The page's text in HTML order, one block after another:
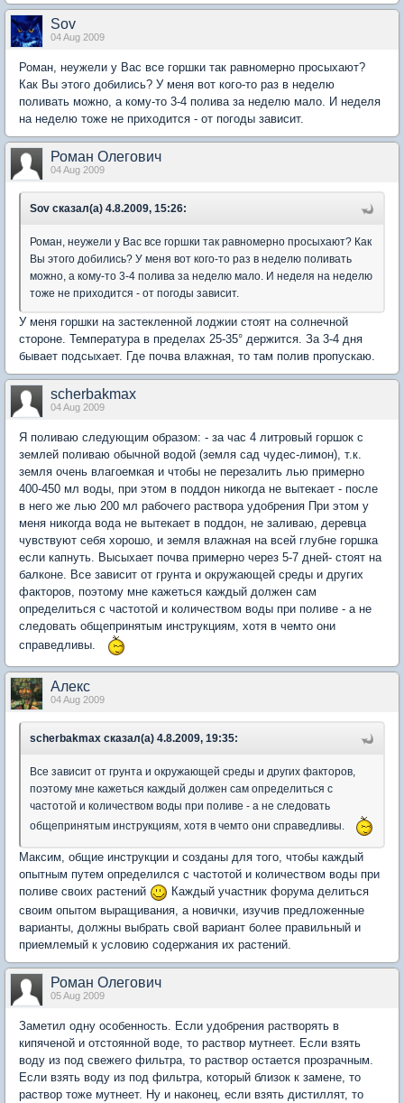
Sov
04 Aug 2009
Роман, неужели у Вас все горшки так равномерно просыхают?
Как Вы этого добились? У меня вот кого-то раз в неделю
поливать можно, а кому-то 3-4 полива за неделю мало. И неделя
на неделю тоже не приходится - от погоды зависит.
Роман Олегович
04 Aug 2009
Sov сказал(а) 4.8.2009, 15:26:
Роман, неужели у Вас все горшки так равномерно просыхают? Как
Вы этого добились? У меня вот кого-то раз в неделю поливать
можно, а кому-то 3-4 полива за неделю мало. И неделя на неделю
тоже не приходится - от погоды зависит.
У меня горшки на застекленной лоджии стоят на солнечной
стороне. Температура в пределах 25-35° держится. За 3-4 дня
бывает подсыхает. Где почва влажная, то там полив пропускаю.
scherbakmax
04 Aug 2009
Я поливаю следующим образом: - за час 4 литровый горшок с
землей поливаю обычной водой (земля сад чудес-лимон), т.к.
земля очень влагоемкая и чтобы не перезалить лью примерно
400-450 мл воды, при этом в поддон никогда не вытекает - после
в него же лью 200 мл рабочего раствора удобрения При этом у
меня никогда вода не вытекает в поддон, не заливаю, деревца
чувствуют себя хорошо, и земля влажная на всей глубне горшка
если капнуть. Высыхает почва примерно через 5-7 дней- стоят на
балконе. Все зависит от грунта и окружающей среды и других
факторов, поэтому мне кажеться каждый должен сам
определиться с частотой и количеством воды при поливе - а не
следовать общепринятым инструкциям, хотя в чемто они
справедливы.
Aлекc
04 Aug 2009
scherbakmax сказал(а) 4.8.2009, 19:35:
Все зависит от грунта и окружающей среды и других факторов,
поэтому мне кажеться каждый должен сам определиться с
частотой и количеством воды при поливе - а не следовать
общепринятым инструкциям, хотя в чемто они справедливы.
Максим, общие инструкции и созданы для того, чтобы каждый
опытным путем определился с частотой и количеством воды при
поливе своих растений
Каждый участник форума делиться
своим опытом выращивания, а новички, изучив предложенные
варианты, должны выбрать свой вариант более правильный и
приемлемый к условию содержания их растений.
Роман Олегович
05 Aug 2009
Заметил одну особенность. Если удобрения растворять в
кипяченой и отстоянной воде, то раствор мутнеет. Если взять
воду из под свежего фильтра, то раствор остается прозрачным.
Если взять воду из под фильтра, который близок к замене, то
раствор тоже мутнеет. Ну и наконец, если взять дистиллят, то